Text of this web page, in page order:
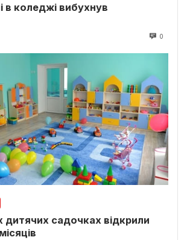
в коледжі вибухнув
0
дитячих садочках відкрили